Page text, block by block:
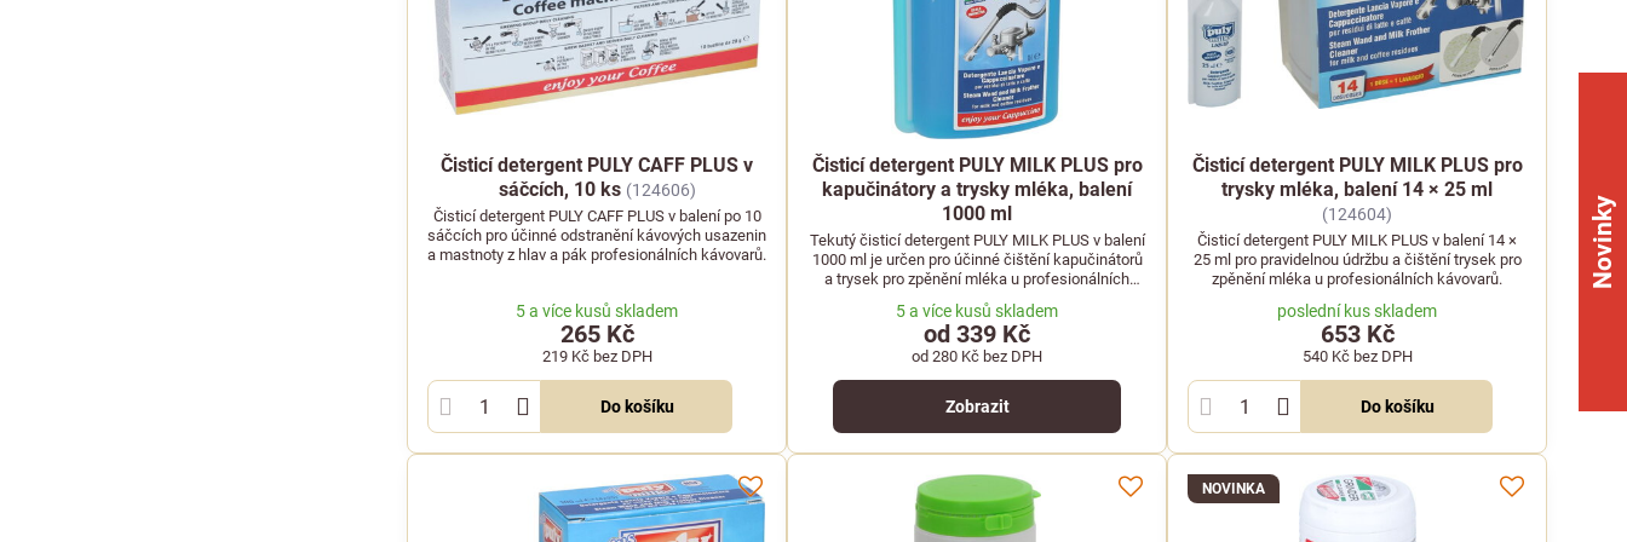
Čisticí detergent PULY CAFF PLUS v
sáčcích, 10 ks (124606)
Čisticí detergent PULY CAFF PLUS v balení po 10
sáčcích pro účinné odstranění kávových usazenin
a mastnoty z hlav a pák profesionálních kávovarů.
5 a více kusů skladem
265 Kč
219 Kč bez DPH
Do košíku
Čisticí detergent PULY MILK PLUS pro
kapučinátory a trysky mléka, balení
1000 ml
Tekutý čisticí detergent PULY MILK PLUS v balení
1000 ml je určen pro účinné čištění kapučinátorů
a trysek pro zpěnění mléka u profesionálních
kávovarů.
5 a více kusů skladem
od 339 Kč
od 280 Kč bez DPH
Zobrazit
Čisticí detergent PULY MILK PLUS pro
trysky mléka, balení 14 × 25 ml
(124604)
Čisticí detergent PULY MILK PLUS v balení 14 ×
25 ml pro pravidelnou údržbu a čištění trysek pro
zpěnění mléka u profesionálních kávovarů.
poslední kus skladem
653 Kč
540 Kč bez DPH
Do košíku
NOVINKA
Novinky